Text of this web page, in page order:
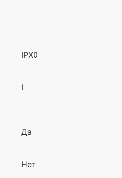
IPX0
I
Да
Нет